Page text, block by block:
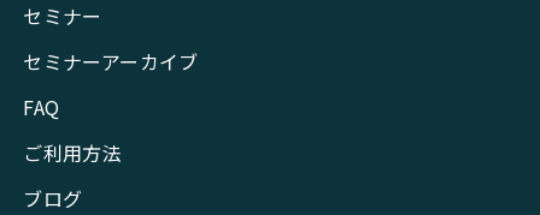
セミナー
セミナーアーカイブ
FAQ
ご利用方法
ブログ